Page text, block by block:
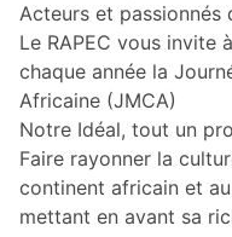
Acteurs et passionnés
Le RAPEC vous invite
chaque année la
Africaine (JMCA)
Notre Idéal, tout un
Faire rayonner la
continent africain et
mettant en avant sa